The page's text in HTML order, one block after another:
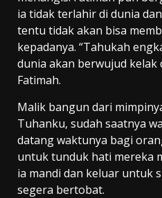
ia tidak terlahir di dunia
tentu tidak akan bisa
kepadanya. “Tahukah
dunia akan berwujud kelak
Fatimah.
Malik bangun dari
Tuhanku, sudah saatnya
datang waktunya bagi
untuk tunduk hati mereka
ia mandi dan keluar untuk
segera bertobat.